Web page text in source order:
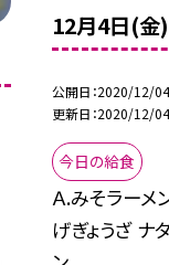
12月4日(
公開日 2020/12/
更新日 2020/12/
今日の給食
Ａ.みそラーメ
げぎょうざ ナ